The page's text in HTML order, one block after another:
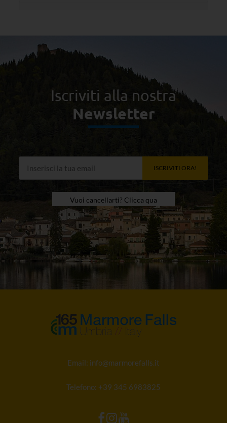
Iscriviti alla nostra
Newsletter
ISCRIVITI ORA!
Vuoi cancellarti? Clicca qua
Email: info@marmorefalls.it
Telefono: +39 345 6983825